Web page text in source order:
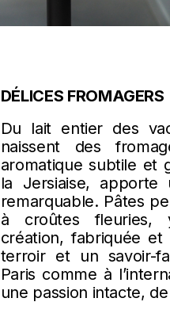
DÉLICES FROMAGERS
Du lait entier des
naissent des
aromatique subtile et
la Jersiaise,
remarquable. Pâtes
à croûtes fleuries,
création, fabriquée
terroir et un savoir-
Paris comme à
une passion intacte,